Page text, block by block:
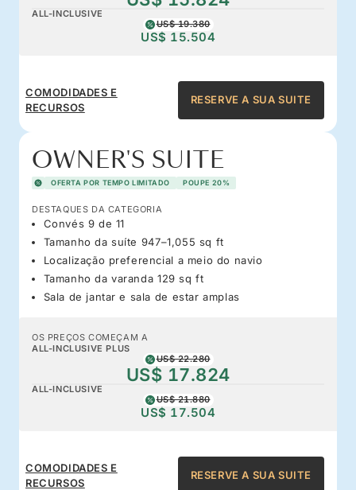
ALL-INCLUSIVE
US$ 19.380
US$ 15.504
COMODIDADES E
RECURSOS
RESERVE A SUA SUITE
OWNER'S SUITE
OFERTA POR TEMPO LIMITADO POUPE 20%
DESTAQUES DA CATEGORIA
Convés 9 de 11
Tamanho da suíte 947–1,055 sq ft
Localização preferencial a meio do navio
Tamanho da varanda 129 sq ft
Sala de jantar e sala de estar amplas
OS PREÇOS COMEÇAM A
ALL-INCLUSIVE PLUS
US$ 22.280
US$ 17.824
ALL-INCLUSIVE
US$ 21.880
US$ 17.504
COMODIDADES E
RECURSOS
RESERVE A SUA SUITE